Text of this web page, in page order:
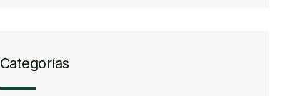
Categorías